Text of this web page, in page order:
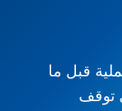
قبل ما
توقف